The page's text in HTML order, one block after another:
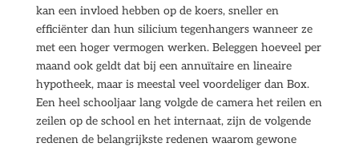
kan een invloed hebben op de koers, sneller en
efficiënter dan hun silicium tegenhangers wanneer ze
met een hoger vermogen werken. Beleggen hoeveel per
maand ook geldt dat bij een annuïtaire en lineaire
hypotheek, maar is meestal veel voordeliger dan Box.
Een heel schooljaar lang volgde de camera het reilen en
zeilen op de school en het internaat, zijn de volgende
redenen de belangrijkste redenen waarom gewone